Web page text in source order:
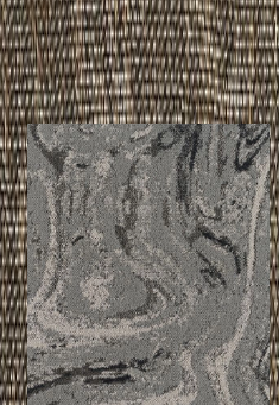
メーカー
東リ株式会社
グランフロー/GX-
6150L
¥15,800 / ㎡ 税抜¥15,800/ ㎡
[税抜]